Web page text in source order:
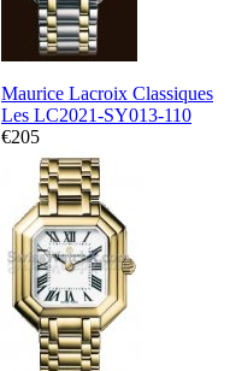
Maurice Lacroix Classiques
Les LC2021-SY013-110
€205